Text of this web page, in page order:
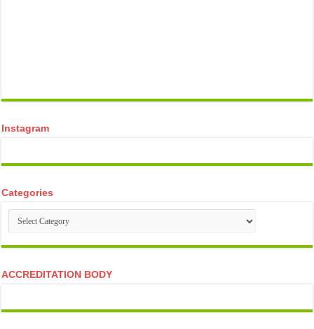
temp mail
Instagram
Categories
Categories
ACCREDITATION BODY